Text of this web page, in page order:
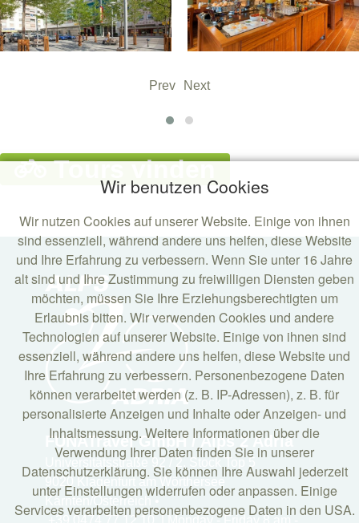
Prev Next
Tours vinden
FUNATravel GmbH / Alps 2 Adria
Universitätsstraße 92 / 2. Stock Top 5
9020 Klagenfurt am Wörthersee
Kärnten/Österreich •
Wir benutzen Cookies
Wir nutzen Cookies auf unserer Website. Einige von ihnen
sind essenziell, während andere uns helfen, diese Website
und Ihre Erfahrung zu verbessern. Wenn Sie unter 16 Jahre
alt sind und Ihre Zustimmung zu freiwilligen Diensten geben
möchten, müssen Sie Ihre Erziehungsberechtigten um
Erlaubnis bitten. Wir verwenden Cookies und andere
Technologien auf unserer Website. Einige von ihnen sind
essenziell, während andere uns helfen, diese Website und
Ihre Erfahrung zu verbessern. Personenbezogene Daten
können verarbeitet werden (z. B. IP-Adressen), z. B. für
personalisierte Anzeigen und Inhalte oder Anzeigen- und
Inhaltsmessung. Weitere Informationen über die
Verwendung Ihrer Daten finden Sie in unserer
Datenschutzerklärung. Sie können Ihre Auswahl jederzeit
unter Einstellungen widerrufen oder anpassen. Einige
Services verarbeiten personenbezogene Daten in den USA.